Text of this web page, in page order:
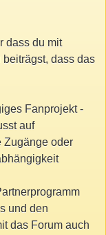
dass du mit
dass das
Fanprojekt -
auf
Zugänge oder
und den
das Forum auch